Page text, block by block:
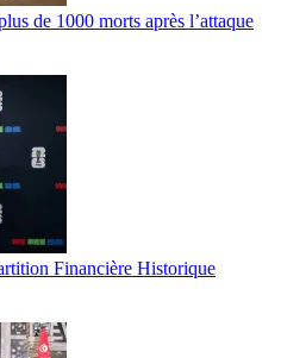
de 1000 morts après l’attaque
Financière Historique